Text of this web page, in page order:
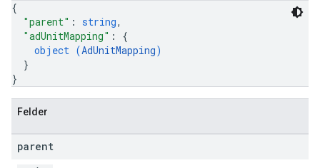
{
"parent" : string,
"adUnitMapping" : {
object (AdUnitMapping)
}
}
Felder
parent